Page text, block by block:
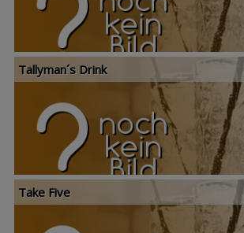
Tallyman´s Drink
Take Five